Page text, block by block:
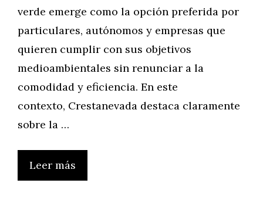
verde emerge como la opción preferida por
particulares, autónomos y empresas que
quieren cumplir con sus objetivos
medioambientales sin renunciar a la
comodidad y eficiencia. En este
contexto, Crestanevada destaca claramente
sobre la …
Leer más